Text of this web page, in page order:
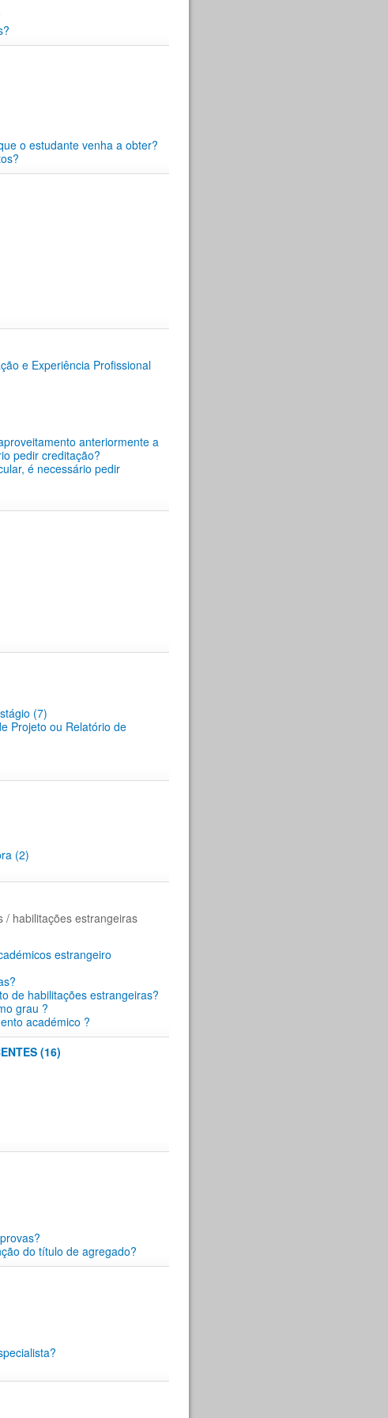
o estudante venha a obter?
e Experiência Profissional
anteriormente a
pedir creditação?
é necessário pedir
(7)
Projeto ou Relatório de
(2)
/ habilitações estrangeiras
estrangeiro
de habilitações estrangeiras?
grau ?
académico ?
(16)
do título de agregado?